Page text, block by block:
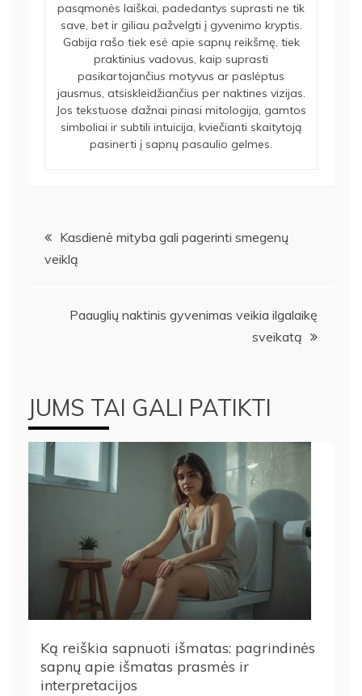
pasąmonės laiškai, padedantys suprasti ne tik
save, bet ir giliau pažvelgti į gyvenimo kryptis.
Gabija rašo tiek esė apie sapnų reikšmę, tiek
praktinius vadovus, kaip suprasti
pasikartojančius motyvus ar paslėptus
jausmus, atsiskleidžiančius per naktines vizijas.
Jos tekstuose dažnai pinasi mitologija, gamtos
simboliai ir subtili intuicija, kviečianti skaitytoją
pasinerti į sapnų pasaulio gelmes.
Navigacija
tarp
įrašų
Kasdienė mityba gali pagerinti smegenų
veiklą
Paauglių naktinis gyvenimas veikia ilgalaikę
sveikatą
JUMS TAI GALI PATIKTI
Ką reiškia sapnuoti išmatas: pagrindinės
sapnų apie išmatas prasmės ir
interpretacijos